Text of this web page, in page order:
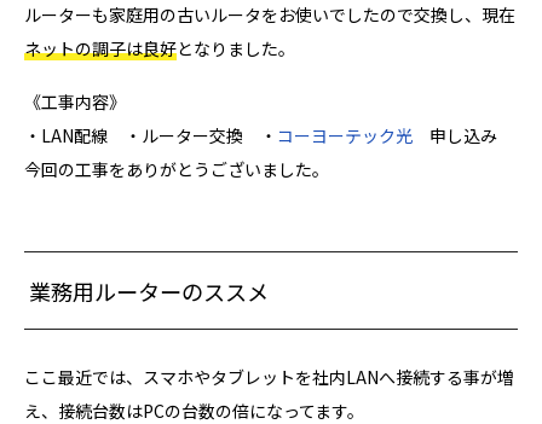
ルーターも家庭用の古いルータをお使いでしたので交換し、現在
ネットの調子は良好となりました。
《工事内容》
・LAN配線 ・ルーター交換 ・ コーヨーテック光 申し込み
今回の工事をありがとうございました。
業務用ルーターのススメ
ここ最近では、スマホやタブレットを社内LANへ接続する事が増
え、接続台数はPCの台数の倍になってます。